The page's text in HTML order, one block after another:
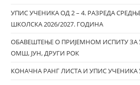
УПИС УЧЕНИКА ОД 2 – 4. РАЗРЕДА
ШКОЛСКА 2026/2027. ГОДИНА
ОБАВЕШТЕЊЕ О ПРИЈЕМНОМ ИСПИТУ ЗА
ОМШ, ЈУН, ДРУГИ РОК
КОНАЧНА РАНГ ЛИСТА И УПИС УЧЕНИКА